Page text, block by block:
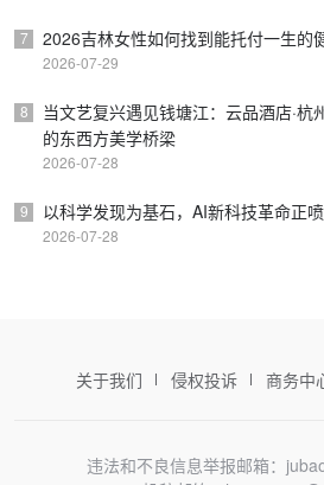
2026吉林女性如何找到能托付一生的
2026-07-29
7
当文艺复兴遇见钱塘江：云品酒店·
的东西方美学桥梁
2026-07-28
8
以科学发现为基石，AI新科技革命正
2026-07-28
9
关于我们 侵权投诉 商务中
违法和不良信息举报邮箱：